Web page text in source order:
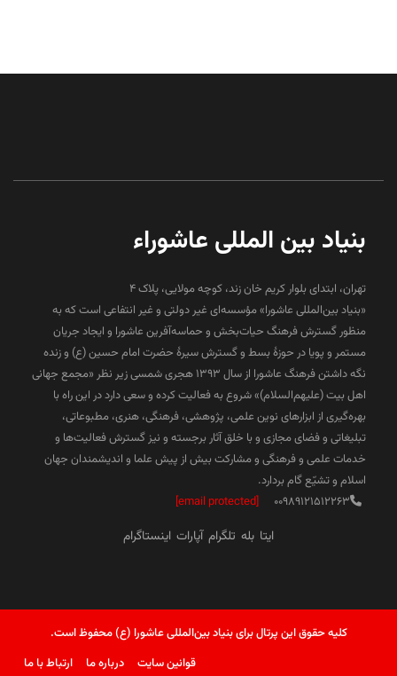
بنیاد بین المللی عاشوراء
تهران، ابتدای بلوار کریم خان زند، کوچه مولایی، پلاک 4
«بنیاد بین‌المللی عاشورا» مؤسسه‌ای غیر دولتی و غیر انتفاعی است که به
منظور گسترش فرهنگ حیات‌بخش و حماسه‌آفرین عاشورا و ایجاد جریان
مستمر و پویا در حوزۀ بسط و گسترش سیرۀ حضرت امام حسین (ع) و زنده
نگه داشتن فرهنگ عاشورا از سال ۱۳۹۳ هجری شمسی زیر نظر «مجمع جهانی
اهل بیت (علیهم‌السلام)» شروع به فعالیت کرده و سعی دارد در این راه با
بهره‌گیری از ابزارهای نوین علمی، پژوهشی، فرهنگی، هنری، مطبوعاتی،
تبلیغاتی و فضای مجازی و با خلق آثار برجسته و نیز گسترش فعالیت‌ها و
خدمات علمی و فرهنگی و مشارکت بیش از پیش علما و اندیشمندان جهان
اسلام و تشیّع گام بردارد.
00989121512263
[email protected]
ایتا بله تلگرام آپارات اینستاگرام
کلیه حقوق این پرتال برای بنیاد بین‌المللی عاشورا (ع) محفوظ است.
قوانین سایت
درباره ما ارتباط با ما